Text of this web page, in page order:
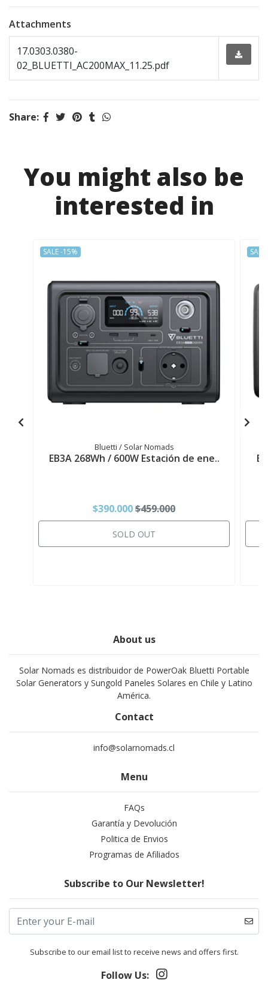
Attachments
17.0303.0380-
02_BLUETTI_AC200MAX_11.25.pdf
Share:
You might also be
interested in
SALE -15%
Bluetti / Solar Nomads
EB3A 268Wh / 600W Estación de ene..
$390.000$459.000
SOLD OUT
About us
Solar Nomads es distribuidor de PowerOak Bluetti Portable
Solar Generators y Sungold Paneles Solares en Chile y Latino
América.
Contact
info@solarnomads.cl
Menu
FAQs
Garantía y Devolución
Politica de Envios
Programas de Afiliados
Subscribe to Our Newsletter!
Subscribe to our email list to receive news and offers first.
Follow Us: